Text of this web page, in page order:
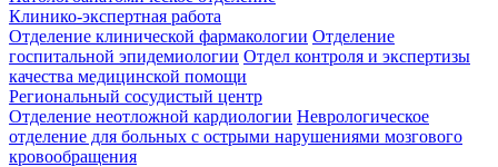
Клинико-экспертная работа
Отделение клинической фармакологии Отделение
госпитальной эпидемиологии Отдел контроля и экспертизы
качества медицинской помощи
Региональный сосудистый центр
Отделение неотложной кардиологии Неврологическое
отделение для больных с острыми нарушениями мозгового
кровообращения